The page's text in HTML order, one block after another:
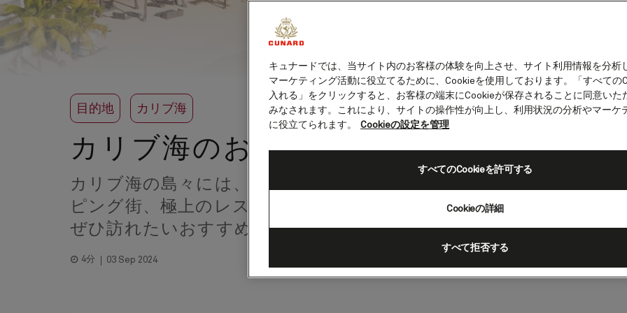
目的地 カリブ海
カリブ海のおすすめスポット
カリブ海の島々には、隠れた入り江や緑豊かなジャングル、高級ショ
ピング街、極上のレストランなど、見どころが満載です。カリブ海で
ぜひ訪れたいおすすめスポットをご覧ください。
4分 03 Sep 2024
キュナードでは、当サイト内のお客様の体験を向上させ、サイト利用情報を分析
マーケティング活動に役立てるために、Cookieを使用しております。「すべての
入れる」をクリックすると、お客様の端末にCookieが保存されることに同意いた
みなされます。これにより、サイトの操作性が向上し、利用状況の分析やマーケ
に役立てられます。
Cookieの設定を管理
Cookieの詳細
すべて拒否する
すべてのCookieを許可する